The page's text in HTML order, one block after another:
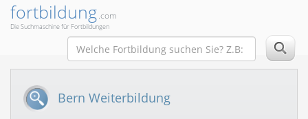
fortbildung.com
Die Suchmaschine für Fortbildungen
Bern Weiterbildung